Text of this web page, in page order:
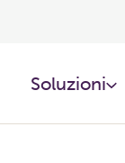
Soluzioni